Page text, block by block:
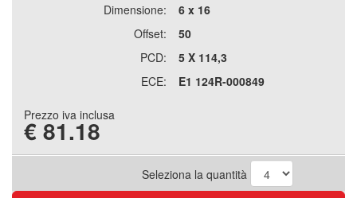
Dimensione:
6 x 16
Offset:
50
PCD:
5 X 114,3
ECE:
E1 124R-000849
Prezzo iva inclusa
€ 81.18
Seleziona la quantità